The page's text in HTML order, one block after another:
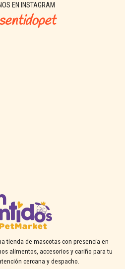
EN INSTAGRAM
tienda de mascotas con presencia en
alimentos, accesorios y cariño para tu
cercana y despacho.